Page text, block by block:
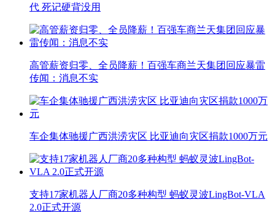
代 死记硬背没用
高管薪资归零、全员降薪！百强车商兰天集团回应暴雷
传闻：消息不实
车企集体驰援广西洪涝灾区 比亚迪向灾区捐款1000万元
支持17家机器人厂商20多种构型 蚂蚁灵波LingBot-VLA
2.0正式开源